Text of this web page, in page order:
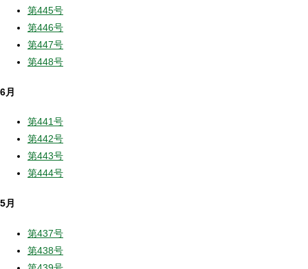
第445号
第446号
第447号
第448号
6月
第441号
第442号
第443号
第444号
5月
第437号
第438号